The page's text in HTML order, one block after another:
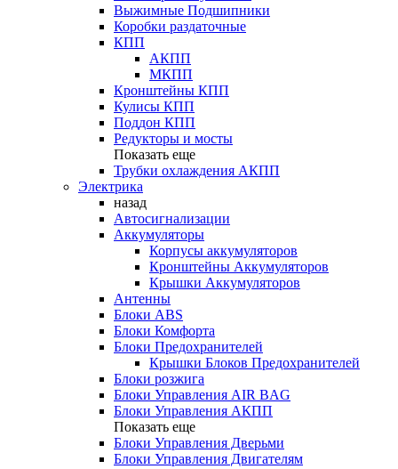
Выжимные Подшипники
Коробки раздаточные
КПП
АКПП
МКПП
Кронштейны КПП
Кулисы КПП
Поддон КПП
Редукторы и мосты
Показать еще
Трубки охлаждения АКПП
Электрика
назад
Автосигнализации
Аккумуляторы
Корпусы аккумуляторов
Кронштейны Аккумуляторов
Крышки Аккумуляторов
Антенны
Блоки ABS
Блоки Комфорта
Блоки Предохранителей
Крышки Блоков Предохранителей
Блоки розжига
Блоки Управления AIR BAG
Блоки Управления АКПП
Показать еще
Блоки Управления Дверьми
Блоки Управления Двигателям